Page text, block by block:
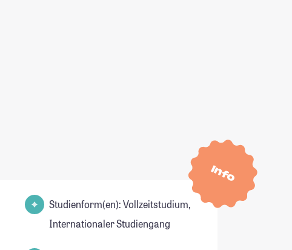
Info
Studienform(en): Vollzeitstudium,
Internationaler Studiengang